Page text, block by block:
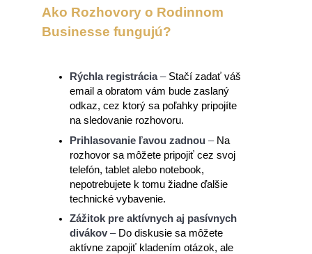
Ako Rozhovory o Rodinnom
Businesse fungujú?
Rýchla registrácia–Stačí zadať váš
email a obratom vám bude zaslaný
odkaz, cez ktorý sa poľahky pripojíte
na sledovanie rozhovoru.
Prihlasovanie ľavou zadnou –Na
rozhovor sa môžete pripojiť cez svoj
telefón, tablet alebo notebook,
nepotrebujete k tomu žiadne ďalšie
technické vybavenie.
Zážitok pre aktívnych aj pasívnych
divákov–Do diskusie sa môžete
aktívne zapojiť kladením otázok, ale